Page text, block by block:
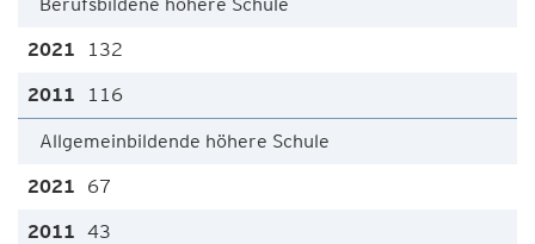
132
116
Allgemeinbildende höhere Schule
67
43